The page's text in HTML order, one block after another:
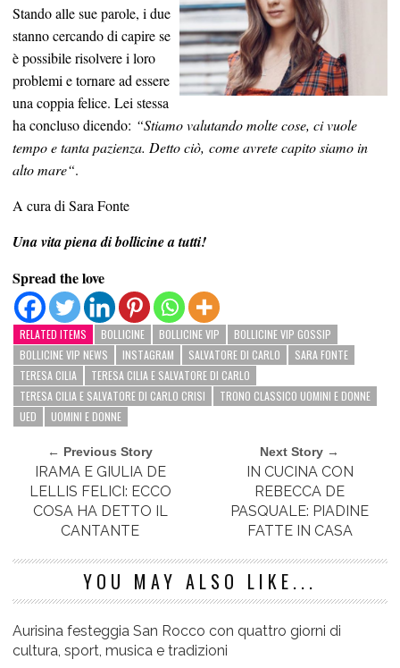
Stando alle sue parole, i due
stanno cercando di capire se
è possibile risolvere i loro
problemi e tornare ad essere
una coppia felice. Lei stessa
ha concluso dicendo: “Stiamo valutando molte cose, ci vuole
tempo e tanta pazienza. Detto ciò, come avrete capito siamo in
alto mare“.
A cura di Sara Fonte
Una vita piena di bollicine a tutti!
Spread the love
RELATED ITEMS BOLLICINE BOLLICINE VIP
BOLLICINE VIP GOSSIP
BOLLICINE VIP NEWS
INSTAGRAM SALVATORE DI CARLO
SARA FONTE
TERESA CILIA
TERESA CILIA E SALVATORE DI CARLO
TERESA CILIA E SALVATORE DI CARLO CRISI
TRONO CLASSICO UOMINI E DONNE
UED
UOMINI E DONNE
← Previous Story
IRAMA E GIULIA DE
LELLIS FELICI: ECCO
COSA HA DETTO IL
CANTANTE
Next Story →
IN CUCINA CON
REBECCA DE
PASQUALE: PIADINE
FATTE IN CASA
YOU MAY ALSO LIKE...
Aurisina festeggia San Rocco con quattro giorni di
cultura, sport, musica e tradizioni